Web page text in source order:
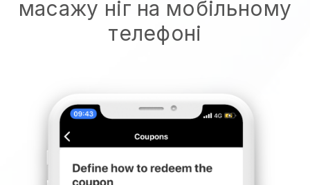
масажу ніг на мобільному
телефоні